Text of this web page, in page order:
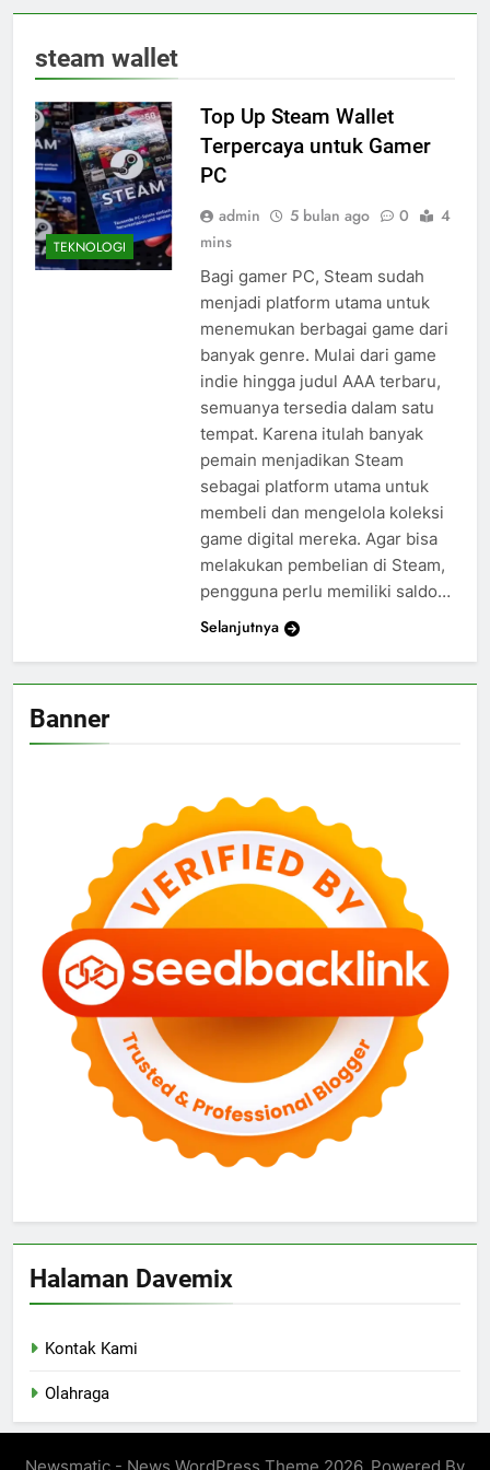
steam wallet
TEKNOLOGI
Top Up Steam Wallet
Terpercaya untuk Gamer
PC
admin 5 bulan ago 0
4
mins
Bagi gamer PC, Steam sudah
menjadi platform utama untuk
menemukan berbagai game dari
banyak genre. Mulai dari game
indie hingga judul AAA terbaru,
semuanya tersedia dalam satu
tempat. Karena itulah banyak
pemain menjadikan Steam
sebagai platform utama untuk
membeli dan mengelola koleksi
game digital mereka. Agar bisa
melakukan pembelian di Steam,
pengguna perlu memiliki saldo…
Selanjutnya
Banner
Halaman Davemix
Kontak Kami
Olahraga